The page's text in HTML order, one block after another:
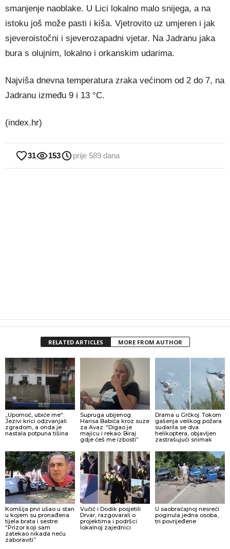
smanjenje naoblake. U Lici lokalno malo snijega, a na
istoku još može pasti i kiša. Vjetrovito uz umjeren i jak
sjeveroistočni i sjeverozapadni vjetar. Na Jadranu jaka
bura s olujnim, lokalno i orkanskim udarima.
Najviša dnevna temperatura zraka većinom od 2 do 7, na
Jadranu između 9 i 13 °C.
(index.hr)
31 153 prije 589 dana
RELATED ARTICLES MORE FROM AUTHOR
„Upomoć, ubiće me“:
Jezivi krici odzvanjali
zgradom, a onda je
nastala potpuna tišina
Supruga ubijenog
Harisa Babića kroz suze
za Avaz: “Digao je
majicu i rekao: Biraj
gdje ćeš me izbosti”
Drama u Grčkoj: Tokom
gašenja velikog požara
sudarila se dva
helikoptera, objavljen
zastrašujući snimak
Komšija prvi ušao u stan
u kojem su pronađena
tijela brata i sestre:
“Prizor koji sam
zatekao nikada neću
zaboraviti”
Vučić i Dodik posjetili
Drvar, razgovarali o
projektima i podršci
lokalnoj zajednici
U saobraćajnoj nesreći
poginula jedna osoba,
tri povrijeđene